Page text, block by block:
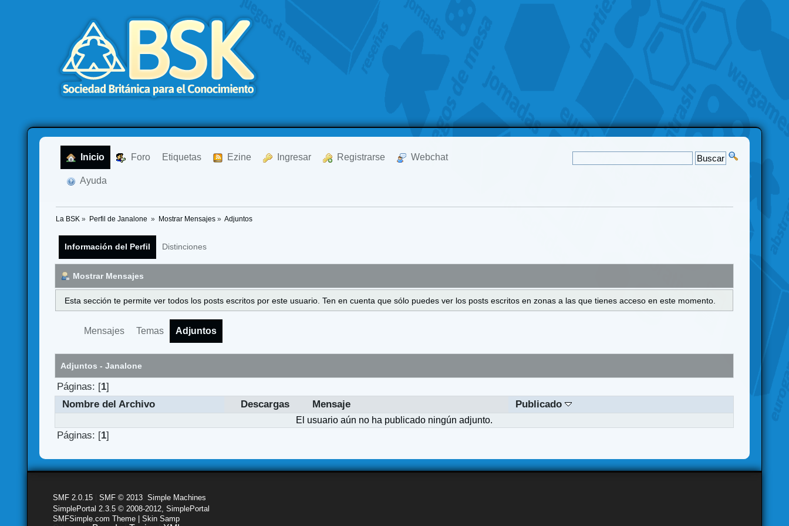
Inicio Foro Etiquetas Ezine Ingresar Registrarse Webchat
Ayuda
La BSK » Perfil de Janalone » Mostrar Mensajes» Adjuntos
Información del Perfil Distinciones
Mostrar Mensajes
Esta sección te permite ver todos los posts escritos por este usuario. Ten en cuenta que sólo puedes ver los posts escritos en zonas a las que tienes acceso en este momento.
Mensajes Temas Adjuntos
Adjuntos - Janalone
Páginas: [1]
Nombre del Archivo
Descargas Mensaje Publicado
El usuario aún no ha publicado ningún adjunto.
Páginas: [1]
SMF 2.0.15 |SMF © 2013 ,Simple Machines
SimplePortal 2.3.5 © 2008-2012, SimplePortal
SMFSimple.com Theme | Skin Samp